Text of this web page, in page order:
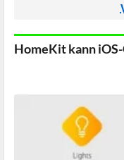
HomeKit kann